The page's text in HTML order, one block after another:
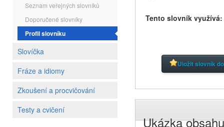
Seznam veřejných slovníků
Doporučené slovníky
Profil slovníku
Slovíčka
Fráze a idiomy
Zkoušení a procvičování
Testy a cvičení
Tento slovník využívá:
Uložit slovník
Ukázka obsahu